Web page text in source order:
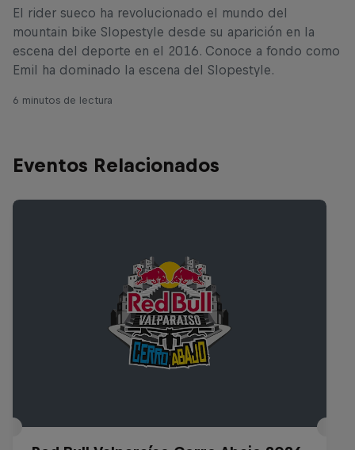
El rider sueco ha revolucionado el mundo del
mountain bike Slopestyle desde su aparición en la
escena del deporte en el 2016. Conoce a fondo como
Emil ha dominado la escena del Slopestyle.
6 minutos de lectura
Eventos Relacionados